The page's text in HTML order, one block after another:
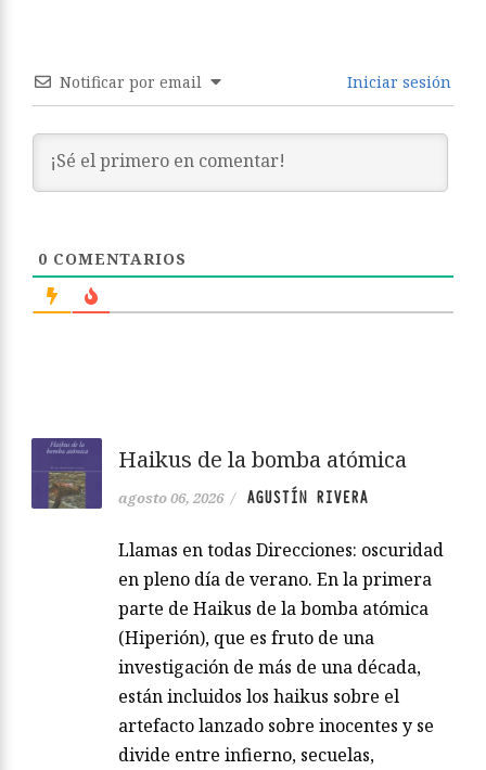
Notificar por email Iniciar sesión
0 COMENTARIOS
Haikus de la bomba atómica
agosto 06, 2026 / AGUSTÍN RIVERA
Llamas en todas Direcciones: oscuridad
en pleno día de verano. En la primera
parte de Haikus de la bomba atómica
(Hiperión), que es fruto de una
investigación de más de una década,
están incluidos los haikus sobre el
artefacto lanzado sobre inocentes y se
divide entre infierno, secuelas,